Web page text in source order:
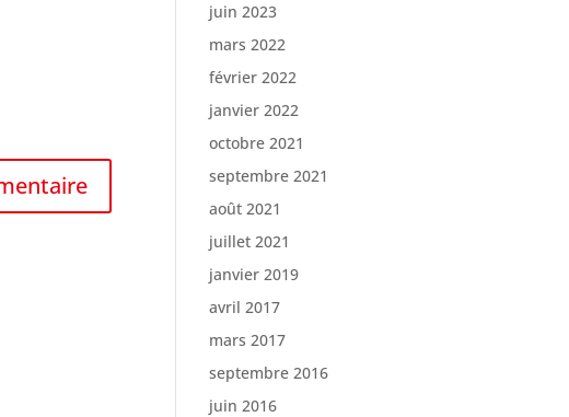
juin 2023
mars 2022
février 2022
janvier 2022
octobre 2021
septembre 2021
août 2021
juillet 2021
janvier 2019
avril 2017
mars 2017
septembre 2016
juin 2016